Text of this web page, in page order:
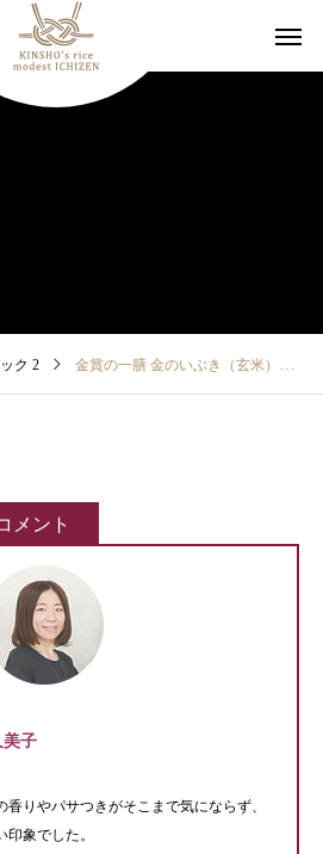
ク 2 金賞の一膳 金のいぶき（玄米）
美子
りやパサつきがそこまで気にならず、
象でした。